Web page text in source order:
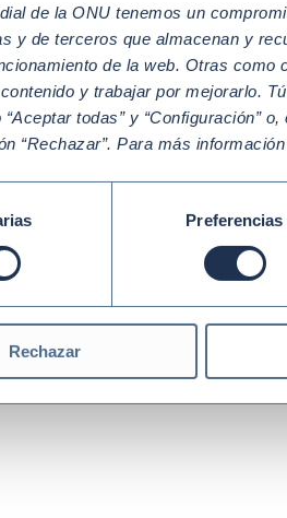
de la ONU tenemos un
y de terceros que almacenan y
de la web. Otras
y trabajar por mejorarlo.
todas” y “Configuración”
“Rechazar”. Para más
Preferencias
Rechazar
Nuestros
Política de Cookies